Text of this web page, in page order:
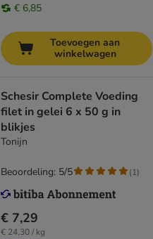
€ 6,85
Toevoegen aan
winkelwagen
Schesir Complete Voeding
filet in gelei 6 x 50 g in
blikjes
Tonijn
€ 7,29
€ 24,30 / kg
Beoordeling: 5/5 (1)